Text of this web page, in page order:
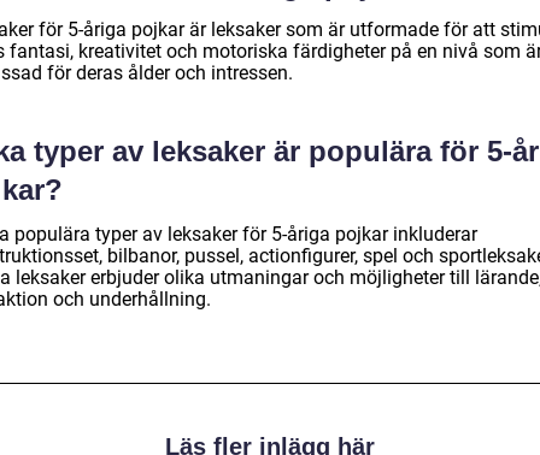
för 5-åriga pojkar är leksaker som är utformade för att
fantasi, kreativitet och motoriska färdigheter på en nivå som
för deras ålder och intressen.
typer av leksaker är populära för 5-
populära typer av leksaker för 5-åriga pojkar inkluderar
bilbanor, pussel, actionfigurer, spel och
leksaker erbjuder olika utmaningar och möjligheter till
och underhållning.
Läs fler inlägg här